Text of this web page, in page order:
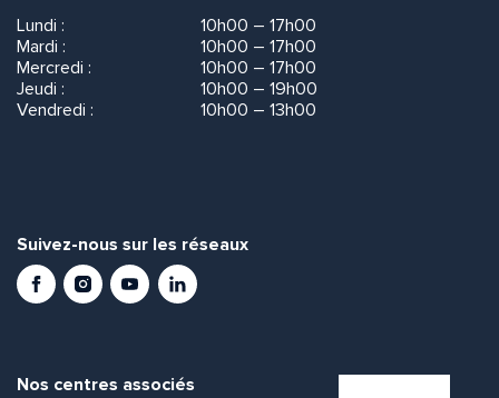
Lundi :
10h00 – 17h00
Mardi :
10h00 – 17h00
Mercredi :
10h00 – 17h00
Jeudi :
10h00 – 19h00
Vendredi :
10h00 – 13h00
Suivez-nous sur les réseaux
FacebookInstagramYoutubeLinkedIn
Nos centres associés